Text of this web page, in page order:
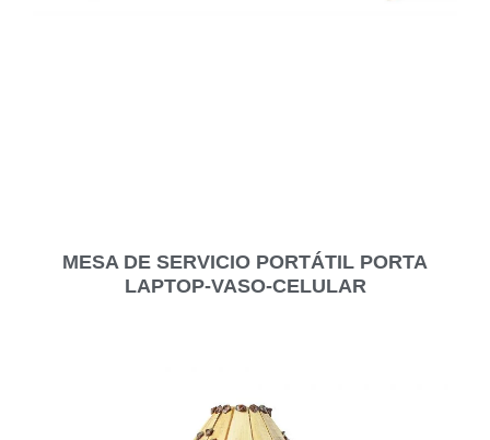
MESA DE SERVICIO PORTÁTIL PORTA
LAPTOP-VASO-CELULAR